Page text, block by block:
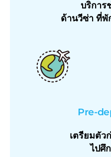
บริการ
ด้านวีซ่า ที่พั
Pre-
เตรียมตัว
ไปศึ